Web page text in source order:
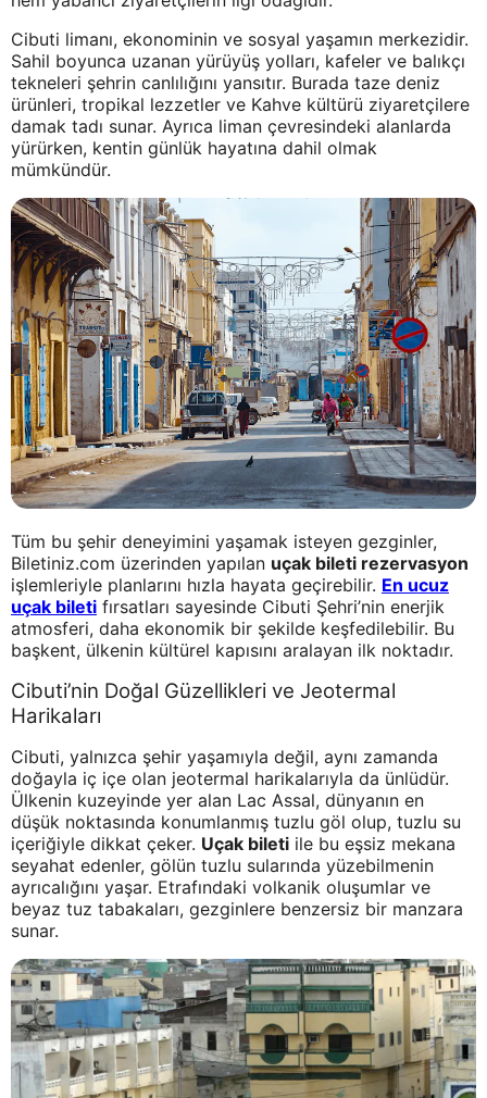
Cibuti limanı, ekonominin ve sosyal yaşamın merkezidir.
Sahil boyunca uzanan yürüyüş yolları, kafeler ve balıkçı
tekneleri şehrin canlılığını yansıtır. Burada taze deniz
ürünleri, tropikal lezzetler ve Kahve kültürü ziyaretçilere
damak tadı sunar. Ayrıca liman çevresindeki alanlarda
yürürken, kentin günlük hayatına dahil olmak
mümkündür.
Tüm bu şehir deneyimini yaşamak isteyen gezginler,
Biletiniz.com üzerinden yapılan uçak bileti rezervasyon
işlemleriyle planlarını hızla hayata geçirebilir. En ucuz
uçak bileti fırsatları sayesinde Cibuti Şehri’nin enerjik
atmosferi, daha ekonomik bir şekilde keşfedilebilir. Bu
başkent, ülkenin kültürel kapısını aralayan ilk noktadır.
Cibuti’nin Doğal Güzellikleri ve Jeotermal
Harikaları
Cibuti, yalnızca şehir yaşamıyla değil, aynı zamanda
doğayla iç içe olan jeotermal harikalarıyla da ünlüdür.
Ülkenin kuzeyinde yer alan Lac Assal, dünyanın en
düşük noktasında konumlanmış tuzlu göl olup, tuzlu su
içeriğiyle dikkat çeker. Uçak bileti ile bu eşsiz mekana
seyahat edenler, gölün tuzlu sularında yüzebilmenin
ayrıcalığını yaşar. Etrafındaki volkanik oluşumlar ve
beyaz tuz tabakaları, gezginlere benzersiz bir manzara
sunar.